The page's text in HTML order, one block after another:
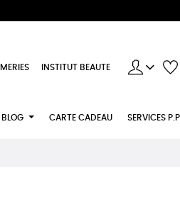
INSTITUT BEAUTE
BLOG CARTE CADEAU SERVICES P.P.